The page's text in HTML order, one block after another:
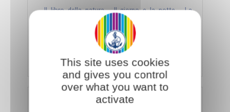
- Il libro della natura - Il giorno e la notte - La
sorgente e la palude - Il matrimonio, simbolo
€ 12,00 € 11,40 Aggiungi al carrello
Nuova luce sui Vangeli
This site uses cookies
and gives you control
over what you want to
activate